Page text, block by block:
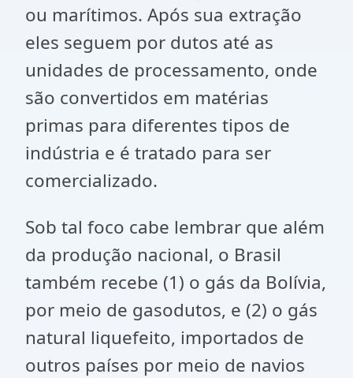
ou marítimos. Após sua extração
eles seguem por dutos até as
unidades de processamento, onde
são convertidos em matérias
primas para diferentes tipos de
indústria e é tratado para ser
comercializado.
Sob tal foco cabe lembrar que além
da produção nacional, o Brasil
também recebe (1) o gás da Bolívia,
por meio de gasodutos, e (2) o gás
natural liquefeito, importados de
outros países por meio de navios